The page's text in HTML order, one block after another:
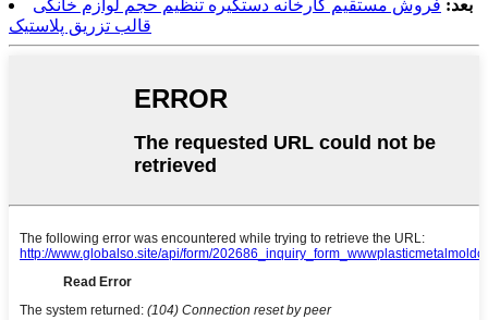
بعد: فروش مستقیم کارخانه دستگیره تنظیم حجم لوازم خانگی
قالب تزریق پلاستیک